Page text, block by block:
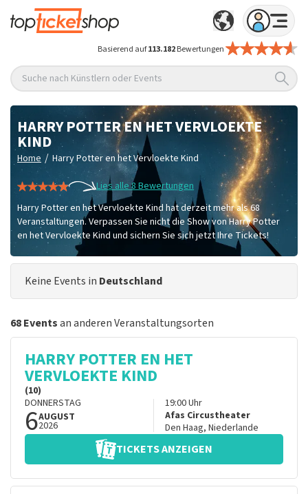
Basierend auf113.182Bewertungen
Suche nach Künstlern oder Events
HARRY POTTER EN HET VERVLOEKTE
KIND
Home / Harry Potter en het Vervloekte Kind
Lies alle 8 Bewertungen
Harry Potter en het Vervloekte Kind hat derzeit mehr als 68
Veranstaltungen. Verpassen Sie nicht die Show von Harry Potter
en het Vervloekte Kind und sichern Sie sich jetzt Ihre Tickets!
Keine Events in Deutschland
68 Eventsan anderen Veranstaltungsorten
HARRY POTTER EN HET
VERVLOEKTE KIND
(10)
DONNERSTAG
6AUGUST
2026
19:00Uhr
Afas Circustheater
Den Haag, Niederlande
TICKETS ANZEIGEN